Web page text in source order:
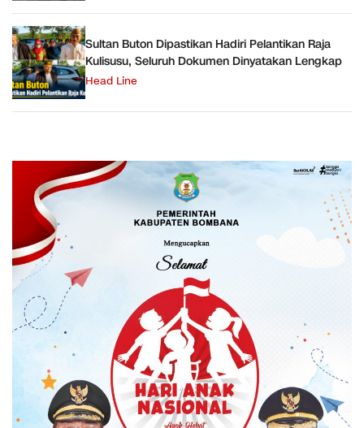
Sultan Buton Dipastikan Hadiri Pelantikan Raja
Kulisusu, Seluruh Dokumen Dinyatakan Lengkap
Head Line